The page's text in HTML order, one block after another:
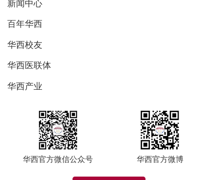
新闻中心
百年华西
华西校友
华西医联体
华西产业
华西官方微信公众号 华西官方微博